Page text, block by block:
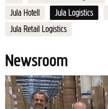
Jula Hotell
Jula Logistics
Jula Retail Logistics
Newsroom